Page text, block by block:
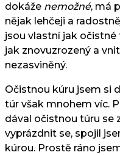
dokáže nemožné, má
nějak lehčeji a
jsou vlastní jak
jak znovuzrozený a
nezasviněný.
Očistnou kúru jsem si
túr však mnohem víc.
dával očistnou túru se
vyprázdnit se, spojil
kúrou. Prostě ráno